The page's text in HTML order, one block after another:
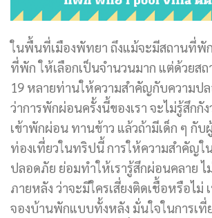
ในพื้นที่เมืองพัทยา ถึงแม้จะมีสถานที่พั
ที่พัก ให้เลือกเป็นจำนวนมาก แต่ด้วยส
19 หลายท่านให้ความสำคัญกับความป
ว่าการพักผ่อนครั้งนี้ของเรา จะไม่รู้สึกกัง
เข้าพักผ่อน ทานข้าว แล้วถ้ามีเด็ก ๆ กับ
ท่องเที่ยวในทริปนี้ การให้ความสำคัญใ
ปลอดภัย ย่อมทำให้เรารู้สึกผ่อนคลาย ไ
ภายหลัง ว่าจะมีใครเสี่ยงติดเชื้อหรือไม่
จองบ้านพักแบบทั้งหลัง มั่นใจในการเที่